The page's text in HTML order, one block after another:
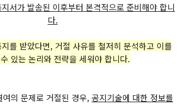
서가 발송된 이후부터 본격적으로 준비해야 합니
다.
를 받았다면, 거절 사유를 철저히 분석하고 이를
있는 논리와 전략을 세워야 합니다.
의 문제로 거절된 경우, 공지기술에 대한 정보를